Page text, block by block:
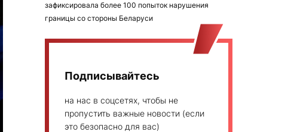
зафиксировала более 100 попыток нарушения
границы со стороны Беларуси
Подписывайтесь
на нас в соцсетях, чтобы не
пропустить важные новости (если
это безопасно для вас)